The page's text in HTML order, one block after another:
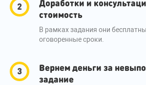
Доработки и
стоимость
В рамках задания они
оговоренные сроки.
Вернем деньги за
задание